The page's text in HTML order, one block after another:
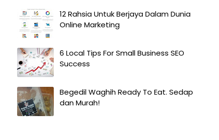
12 Rahsia Untuk Berjaya Dalam Dunia
Online Marketing
6 Local Tips For Small Business SEO
Success
Begedil Waghih Ready To Eat. Sedap
dan Murah!